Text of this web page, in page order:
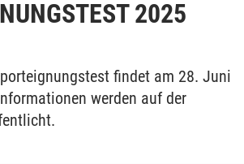
2025
findet am 28. Juni
werden auf der